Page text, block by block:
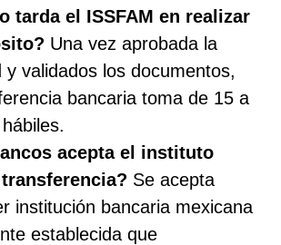
tarda el ISSFAM en realizar
Una vez aprobada la
y validados los documentos,
bancaria toma de 15 a
acepta el instituto
Se acepta
institución bancaria mexicana
establecida que